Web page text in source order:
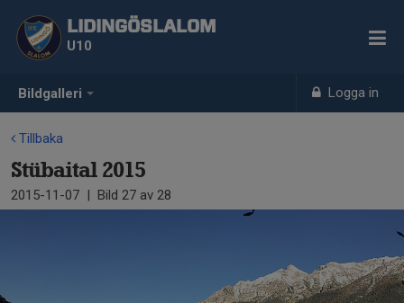
Bildgalleri Logga in
LIDINGÖSLALOM
U10
Tillbaka
Stübaital 2015
2015-11-07 | Bild 27 av 28